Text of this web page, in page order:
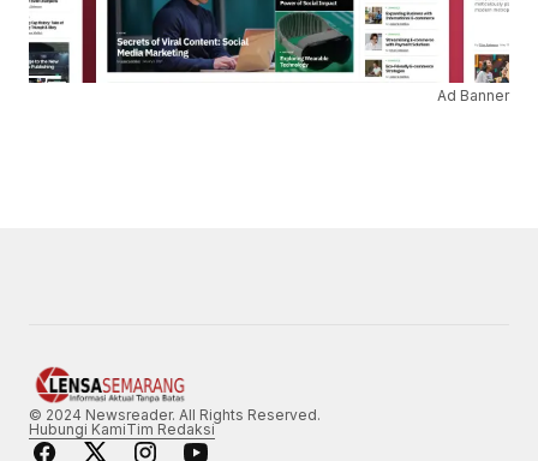
Ad Banner
© 2024 Newsreader. All Rights Reserved.
Hubungi KamiTim Redaksi